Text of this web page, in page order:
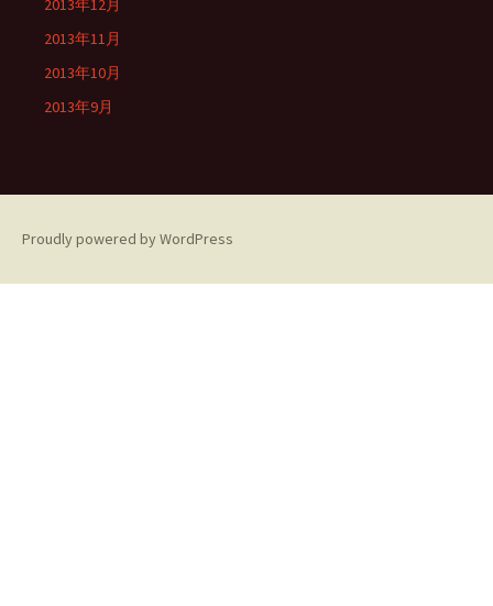
2013年11月
2013年10月
2013年9月
Proudly powered by WordPress